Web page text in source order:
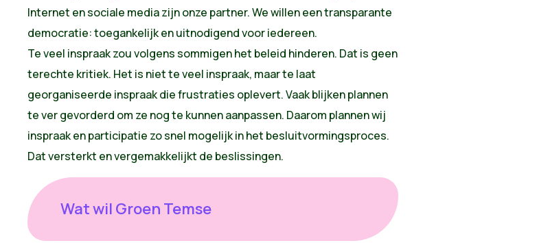
Internet en sociale media zijn onze partner. We willen een transparante
democratie: toegankelijk en uitnodigend voor iedereen.
Te veel inspraak zou volgens sommigen het beleid hinderen. Dat is geen
terechte kritiek. Het is niet te veel inspraak, maar te laat
georganiseerde inspraak die frustraties oplevert. Vaak blijken plannen
te ver gevorderd om ze nog te kunnen aanpassen. Daarom plannen wij
inspraak en participatie zo snel mogelijk in het besluitvormingsproces.
Dat versterkt en vergemakkelijkt de beslissingen.
Wat wil Groen Temse